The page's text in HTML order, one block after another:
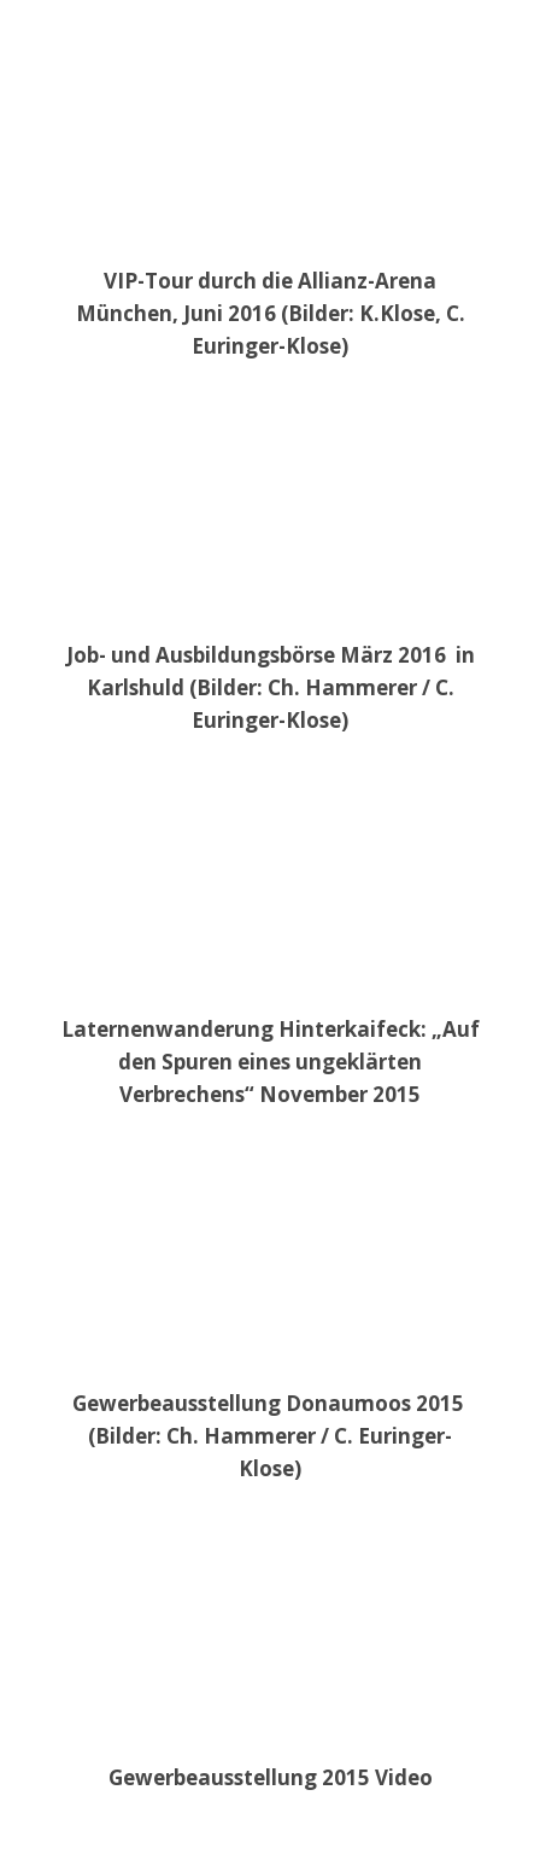
VIP-Tour durch die Allianz-Arena
München, Juni 2016 (Bilder: K.Klose, C.
Euringer-Klose)
Job- und Ausbildungsbörse März 2016 in
Karlshuld (Bilder: Ch. Hammerer / C.
Euringer-Klose)
Laternenwanderung Hinterkaifeck: „Auf
den Spuren eines ungeklärten
Verbrechens“ November 2015
Gewerbeausstellung Donaumoos 2015
(Bilder: Ch. Hammerer / C. Euringer-
Klose)
Gewerbeausstellung 2015 Video